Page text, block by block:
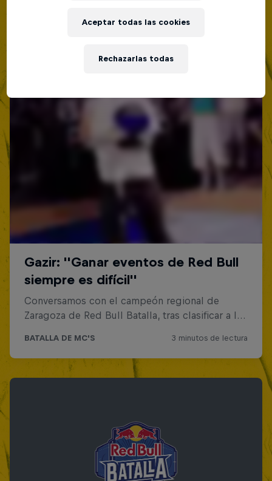
Rechazarlas todas
Aceptar todas las cookies